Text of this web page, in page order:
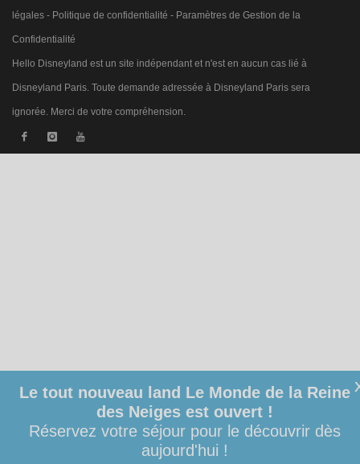
légales - Politique de confidentialité - Paramètres de Gestion de la
Confidentialité
Hello Disneyland est un site indépendant et n'est en aucun cas lié à
Disneyland Paris. Toute demande adressée à Disneyland Paris sera
ignorée. Merci de votre compréhension.
Le tout nouveau land Le Monde de la Reine
des Neiges est ouvert !
Réservez votre séjour pour le découvrir dès
aujourd'hui !